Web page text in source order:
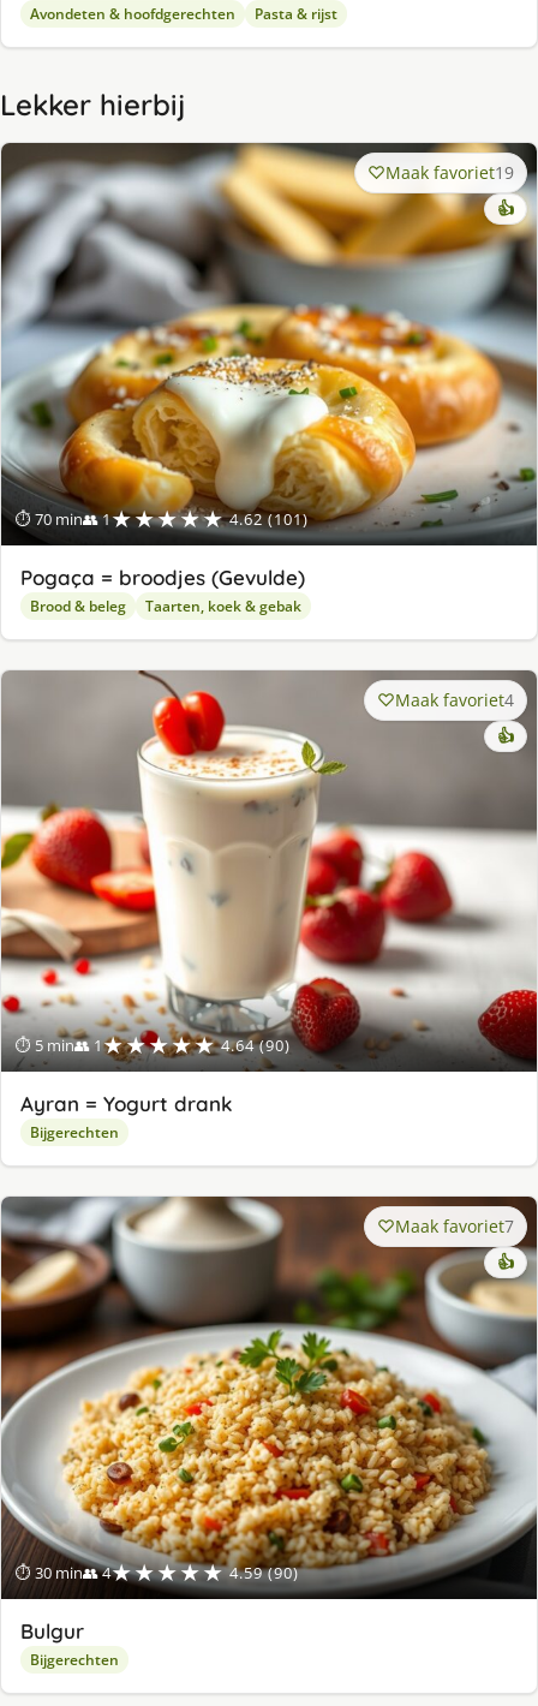
Avondeten & hoofdgerechten Pasta & rijst
Lekker hierbij
⏱ 70 min👥 1★★★★★ 4.62 (101)
Maak favoriet19
👍
Pogaça = broodjes (Gevulde)
Brood & beleg Taarten, koek & gebak
⏱ 5 min👥 1★★★★★ 4.64 (90)
Maak favoriet4
👍
Ayran = Yogurt drank
Bijgerechten
⏱ 30 min👥 4★★★★★ 4.59 (90)
Maak favoriet7
👍
Bulgur
Bijgerechten